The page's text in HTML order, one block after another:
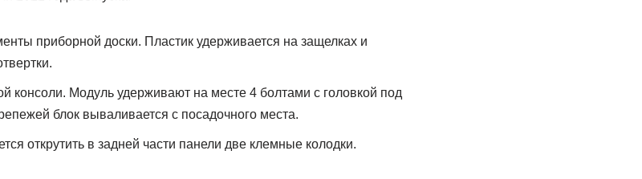
приборной доски. Пластик удерживается на защелках и
консоли. Модуль удерживают на месте 4 болтами с головкой под
блок вываливается с посадочного места.
открутить в задней части панели две клемные колодки.